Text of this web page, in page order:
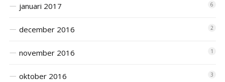
januari 2017 6
december 2016 2
november 2016 1
oktober 2016 3